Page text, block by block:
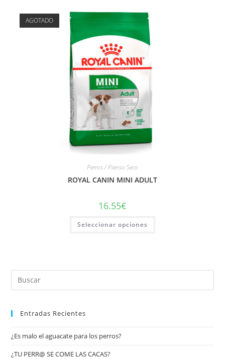
AGOTADO
Perros / Pienso Seco
ROYAL CANIN MINI ADULT
16.55€
Seleccionar opciones
Entradas Recientes
¿Es malo el aguacate para los perros?
¿TU PERR@ SE COME LAS CACAS?